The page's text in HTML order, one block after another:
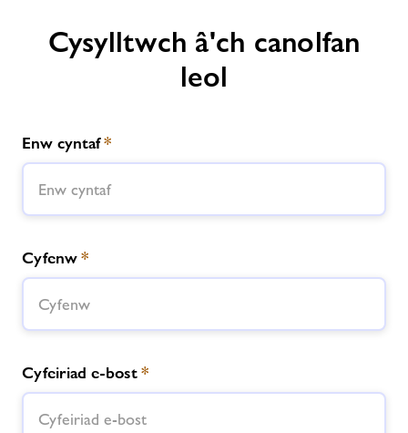
Cysylltwch â'ch canolfan
leol
Enw cyntaf*
Cyfenw*
Cyfeiriad e-bost*